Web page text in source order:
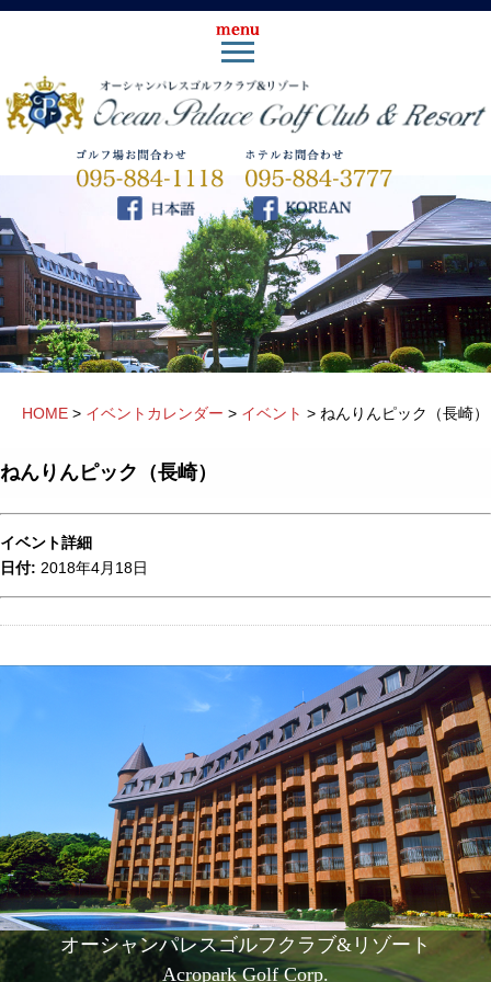
HOME > イベントカレンダー > イベント > ねんりんピック（長崎）
ねんりんピック（長崎）
イベント詳細
日付: 2018年4月18日
オーシャンパレスゴルフクラブ&リゾート
Acropark Golf Corp.